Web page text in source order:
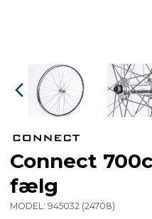
Connect
fælg
MODEL: 945032 (24708)